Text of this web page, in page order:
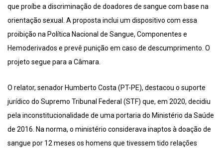
que proíbe a discriminação de doadores de sangue com base na
orientação sexual. A proposta inclui um dispositivo com essa
proibição na Política Nacional de Sangue, Componentes e
Hemoderivados e prevê punição em caso de descumprimento. O
projeto segue para a Câmara.
O relator, senador Humberto Costa (PT-PE), destacou o suporte
jurídico do Supremo Tribunal Federal (STF) que, em 2020, decidiu
pela inconstitucionalidade de uma portaria do Ministério da Saúde
de 2016. Na norma, o ministério considerava inaptos à doação de
sangue por 12 meses os homens que tivessem tido relações